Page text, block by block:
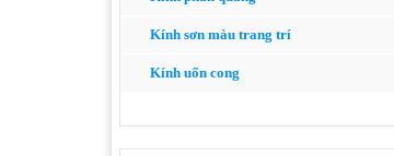
Kính sơn màu trang trí
Kính uốn cong